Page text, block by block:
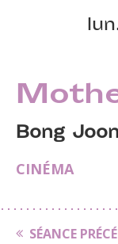
Bong
CINÉMA
SÉANCE